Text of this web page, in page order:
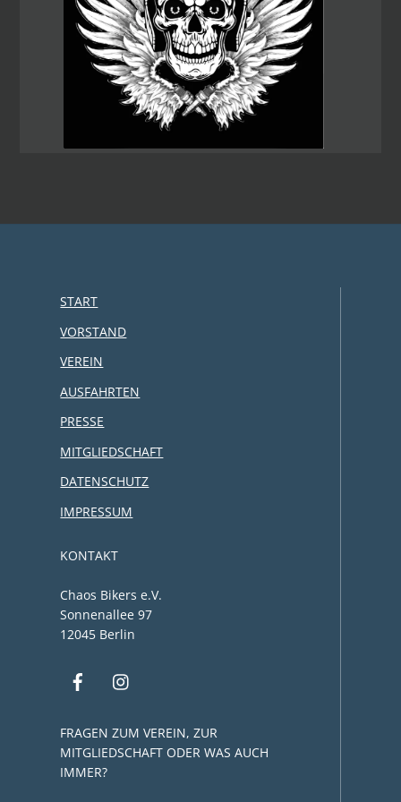
START
VORSTAND
VEREIN
AUSFAHRTEN
PRESSE
MITGLIEDSCHAFT
DATENSCHUTZ
IMPRESSUM
KONTAKT
Chaos Bikers e.V.
Sonnenallee 97
12045 Berlin
FRAGEN ZUM VEREIN, ZUR
MITGLIEDSCHAFT ODER WAS AUCH
IMMER?